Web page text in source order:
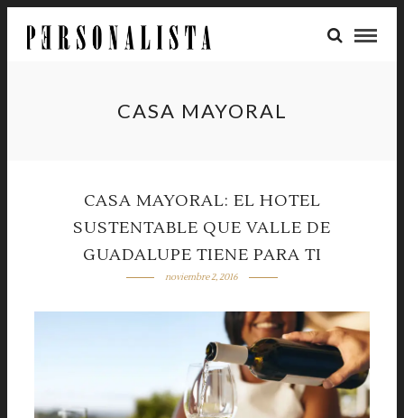
CASA MAYORAL
CASA MAYORAL: EL HOTEL
SUSTENTABLE QUE VALLE DE
GUADALUPE TIENE PARA TI
noviembre 2, 2016